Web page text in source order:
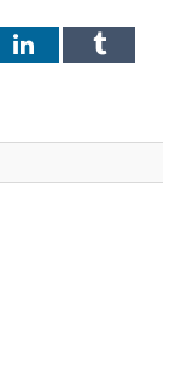
LinkedInTumblr